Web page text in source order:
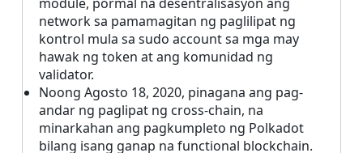
network sa pamamagitan ng paglilipat ng
kontrol mula sa sudo account sa mga may
hawak ng token at ang komunidad ng
validator.
Noong Agosto 18, 2020, pinagana ang pag-
andar ng paglipat ng cross-chain, na
minarkahan ang pagkumpleto ng Polkadot
bilang isang ganap na functional blockchain.